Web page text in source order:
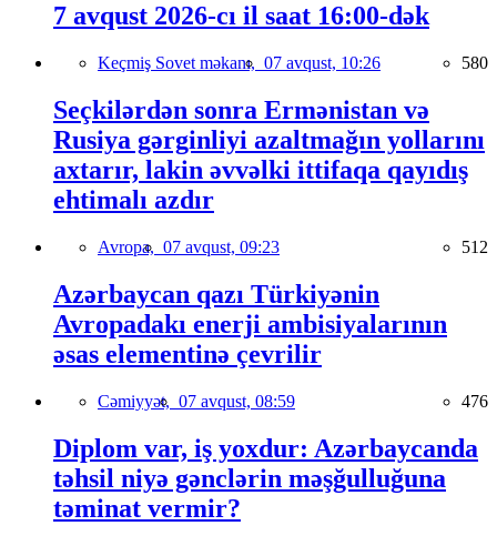
7 avqust 2026-cı il saat 16:00-dək
Keçmiş Sovet məkanı, 07 avqust, 10:26 580
Seçkilərdən sonra Ermənistan və
Rusiya gərginliyi azaltmağın yollarını
axtarır, lakin əvvəlki ittifaqa qayıdış
ehtimalı azdır
Avropa, 07 avqust, 09:23 512
Azərbaycan qazı Türkiyənin
Avropadakı enerji ambisiyalarının
əsas elementinə çevrilir
Cəmiyyət, 07 avqust, 08:59 476
Diplom var, iş yoxdur: Azərbaycanda
təhsil niyə gənclərin məşğulluğuna
təminat vermir?